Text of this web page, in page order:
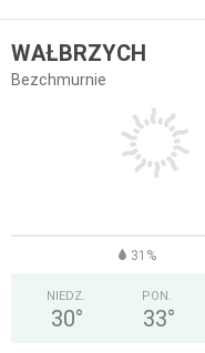
WAŁBRZYCH
Bezchmurnie
31%
NIEDZ.
30°
PON.
33°